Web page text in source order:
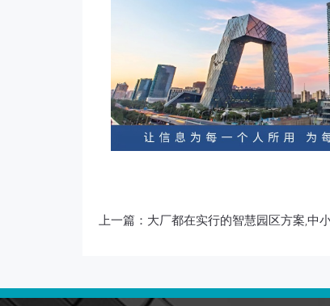
上一篇： 大厂都在实行的智慧园区方案,中